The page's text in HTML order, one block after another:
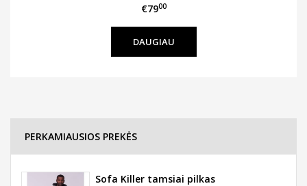
€7900
DAUGIAU
PERKAMIAUSIOS PREKĖS
Sofa Killer tamsiai pilkas